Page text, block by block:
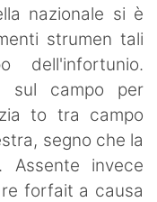
nazionale si è
strumen tali
dell'infortunio.
sul campo per
to tra campo
segno che la
Assente invece
forfait a causa